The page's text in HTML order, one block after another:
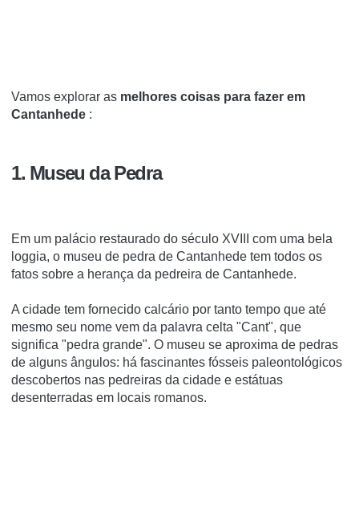
Vamos explorar as melhores coisas para fazer em
Cantanhede :
1. Museu da Pedra
Em um palácio restaurado do século XVIII com uma bela
loggia, o museu de pedra de Cantanhede tem todos os
fatos sobre a herança da pedreira de Cantanhede.
A cidade tem fornecido calcário por tanto tempo que até
mesmo seu nome vem da palavra celta "Cant", que
significa "pedra grande". O museu se aproxima de pedras
de alguns ângulos: há fascinantes fósseis paleontológicos
descobertos nas pedreiras da cidade e estátuas
desenterradas em locais romanos.